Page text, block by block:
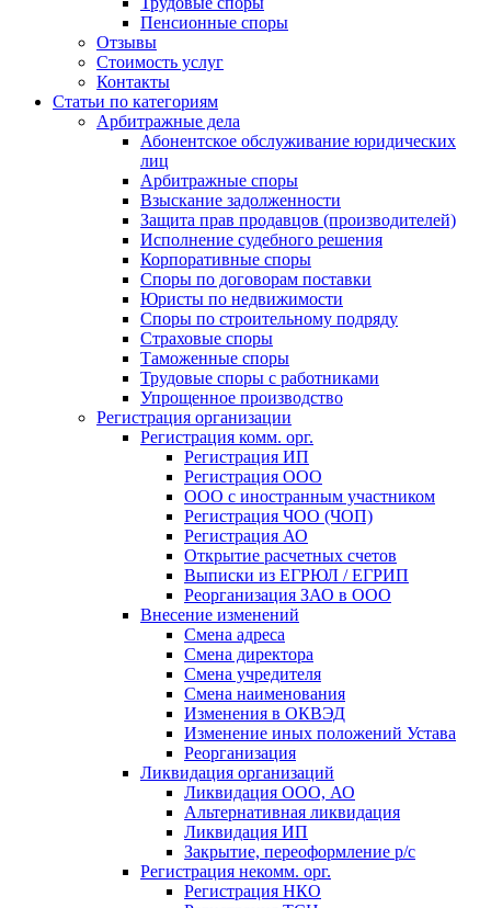
Пенсионные споры
Отзывы
Стоимость услуг
Контакты
Статьи по категориям
Арбитражные дела
Абонентское обслуживание юридических
лиц
Арбитражные споры
Взыскание задолженности
Защита прав продавцов (производителей)
Исполнение судебного решения
Корпоративные споры
Споры по договорам поставки
Юристы по недвижимости
Споры по строительному подряду
Страховые споры
Таможенные споры
Трудовые споры с работниками
Упрощенное производство
Регистрация организации
Регистрация комм. орг.
Регистрация ИП
Регистрация ООО
ООО с иностранным участником
Регистрация ЧОО (ЧОП)
Регистрация АО
Открытие расчетных счетов
Выписки из ЕГРЮЛ / ЕГРИП
Реорганизация ЗАО в ООО
Внесение изменений
Смена адреса
Смена директора
Cмена учредителя
Смена наименования
Изменения в ОКВЭД
Изменение иных положений Устава
Реорганизация
Ликвидация организаций
Ликвидация ООО, АО
Альтернативная ликвидация
Ликвидация ИП
Закрытие, переоформление р/с
Регистрация некомм. орг.
Регистрация НКО